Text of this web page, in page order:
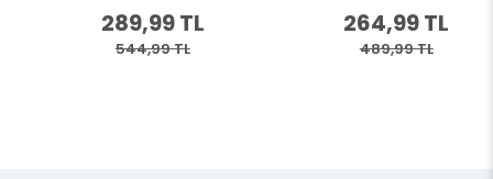
289,99 TL
544,99 TL
264,99 TL
489,99 TL